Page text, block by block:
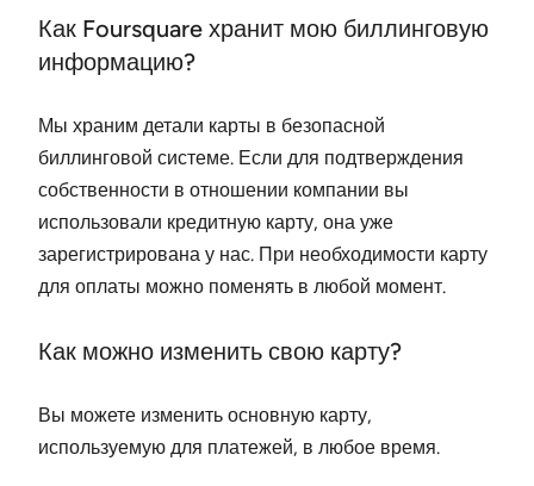
Как Foursquare хранит мою биллинговую
информацию?
Мы храним детали карты в безопасной
биллинговой системе. Если для подтверждения
собственности в отношении компании вы
использовали кредитную карту, она уже
зарегистрирована у нас. При необходимости карту
для оплаты можно поменять в любой момент.
Как можно изменить свою карту?
Вы можете изменить основную карту,
используемую для платежей, в любое время.